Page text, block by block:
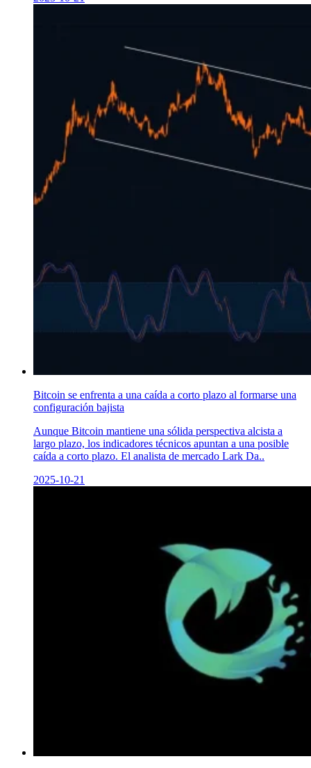
Bitcoin se enfrenta a una caída a corto plazo al formarse una
configuración bajista
Aunque Bitcoin mantiene una sólida perspectiva alcista a
largo plazo, los indicadores técnicos apuntan a una posible
caída a corto plazo. El analista de mercado Lark Da..
2025-10-21